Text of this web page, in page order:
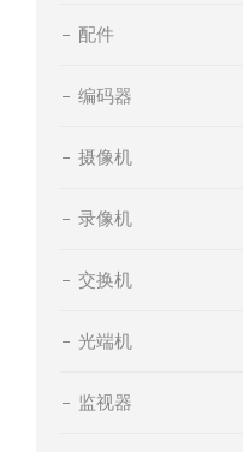
配件
编码器
摄像机
录像机
交换机
光端机
监视器